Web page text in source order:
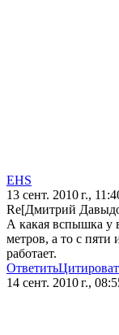
EHS
13 сент. 2010 г.,
Re[Дмитрий
А какая вспышка у
метров, а то с пяти
работает.
Ответить
14 сент. 2010 г.,